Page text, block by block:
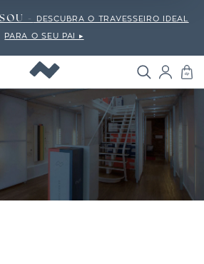
- DESCUBRA O TRAVESSEIRO IDEAL
PARA O SEU PAI ▸